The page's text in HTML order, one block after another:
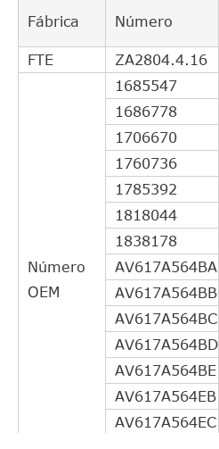
Fábrica Número
FTE
ZA2804.4.16
Número
OEM
1685547
1686778
1706670
1760736
1785392
1818044
1838178
AV617A564BA
AV617A564BB
AV617A564BC
AV617A564BD
AV617A564BE
AV617A564EB
AV617A564EC